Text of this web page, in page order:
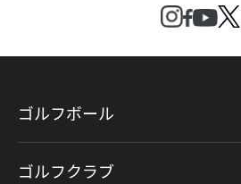
ゴルフボール
ゴルフクラブ